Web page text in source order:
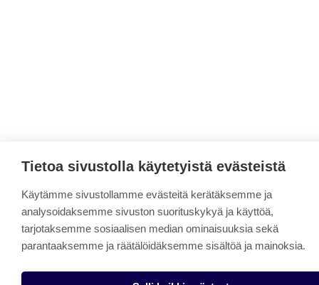
Tietoa sivustolla käytetyistä evästeistä
Käytämme sivustollamme evästeitä kerätäksemme ja
analysoidaksemme sivuston suorituskykyä ja käyttöä,
tarjotaksemme sosiaalisen median ominaisuuksia sekä
parantaaksemme ja räätälöidäksemme sisältöä ja mainoksia.